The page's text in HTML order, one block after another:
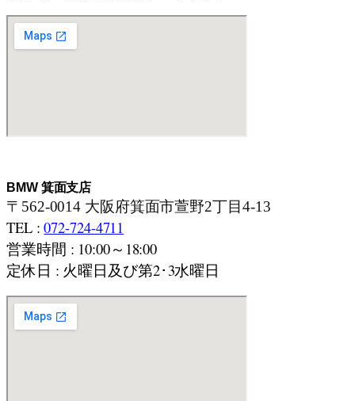
BMW 箕面支店
〒562-0014 大阪府箕面市萱野2丁目4-13
TEL :072-724-4711
営業時間 : 10:00～18:00
定休日 : 火曜日及び第2･3水曜日